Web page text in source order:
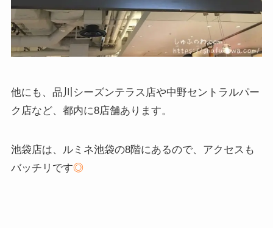
他にも、品川シーズンテラス店や中野セントラルパー
ク店など、都内に8店舗あります。
池袋店は、ルミネ池袋の8階にあるので、アクセスも
バッチリです◎